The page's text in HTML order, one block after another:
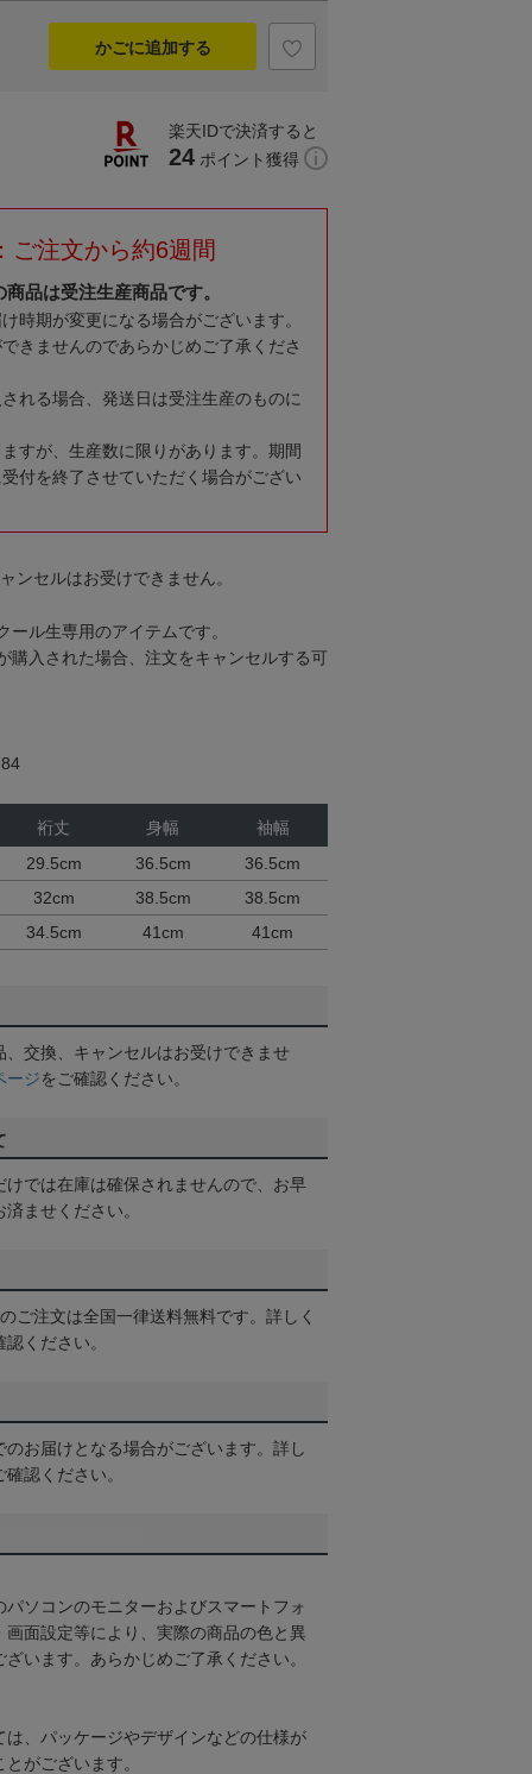
かごに追加する
楽天IDで決済すると
24 ポイント獲得
ご注文から約6週間
商品は受注生産商品です。
時期が変更になる場合がございます。
きませんのであらかじめご了承くださ
れる場合、発送日は受注生産のものに
すが、生産数に限りがあります。期間
付を終了させていただく場合がござい
ンセルはお受けできません。
ール生専用のアイテムです。
購入された場合、注文をキャンセルする可
裄丈 身幅
袖幅
29.5cm
36.5cm
36.5cm
32cm
38.5cm
38.5cm
34.5cm
41cm 41cm
交換、キャンセルはお受けできませ
ージをご確認ください。
けでは在庫は確保されませんので、お早
ませください。
ご注文は全国一律送料無料です。詳しく
認ください。
お届けとなる場合がございます。詳し
確認ください。
ソコンのモニターおよびスマートフォ
画面設定等により、実際の商品の色と異
います。あらかじめご了承ください。
は、パッケージやデザインなどの仕様が
がございます。